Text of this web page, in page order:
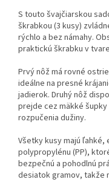
S touto švajčiarskou
škrabkou (3 kusy)
rýchlo a bez námahy.
praktickú škrabku v
Prvý nôž má rovné
ideálne na presné
jadierok. Druhý nôž
prejde cez mäkké
rozpučenia dužiny.
Všetky kusy majú
polypropylénu (PP),
bezpečnú a pohodlnú
desiatok gramov, takže